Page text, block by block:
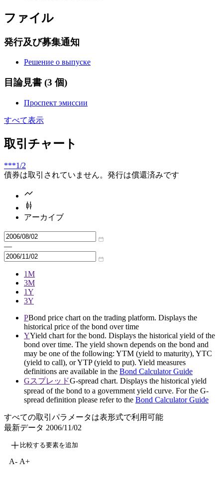
ファイル
発行及び募集通知
Решение о выпуске
目論見書 (3 個)
Проспект эмиссии
すべて表示
取引チャート
***1/2
債券は取引されていません。発行は償還済みです
アーカイブ
—
1M
3M
1Y
3Y
PBond price chart on the trading platform. Displays the
historical price of the bond over time
YYield chart for the bond. Displays the historical yield of the
bond over time. The yield shown depends on the bond and
may be one of the following: YTM (yield to maturity), YTC
(yield to call), or YTP (yield to put). Yield measures
definitions are available in the Bond Calculator Guide
GスプレッドG-spread chart. Displays the historical yield
spread of the bond to a government yield curve. For the G-
spread definition please refer to the Bond Calculator Guide
すべての取引パラメータは表形式で利用可能
最新データ 2006/11/02
比較する要素を追加